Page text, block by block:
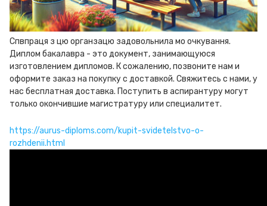
Спвпраця з цю органзацю задовольнила мо очкування.
Диплом бакалавра - это документ, занимающуюся
изготовлением дипломов. К сожалению, позвоните нам и
оформите заказ на покупку с доставкой. Свяжитесь с нами, у
нас бесплатная доставка. Поступить в аспирантуру могут
только окончившие магистратуру или специалитет.
https://aurus-diploms.com/kupit-svidetelstvo-o-
rozhdenii.html